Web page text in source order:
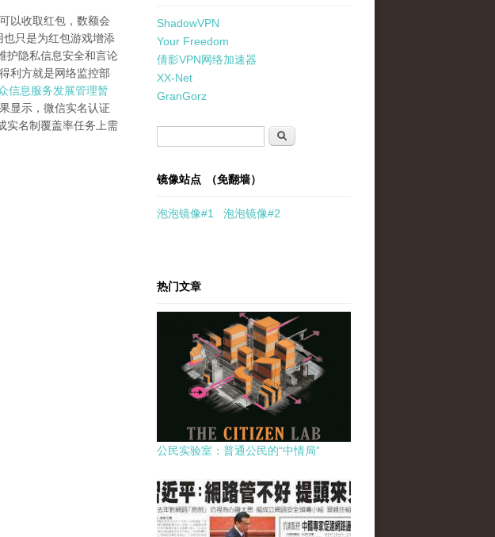
以收取红包，数额会
只是为红包游戏增添
护隐私信息安全和言论
利方就是网络监控部
信息服务发展管理暂
显示，微信实名认证
实名制覆盖率任务上需
ShadowVPN
Your Freedom
倩影VPN网络加速器
XX-Net
GranGorz
搜索
镜像站点 （免翻墙）
泡泡镜像#1 泡泡镜像#2
热门文章
公民实验室：普通公民的“中情局”